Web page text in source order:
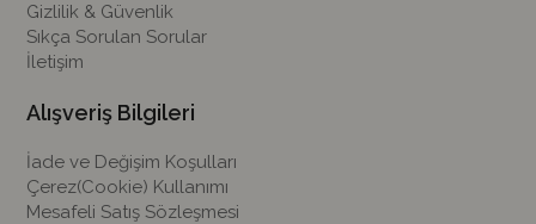
Gizlilik & Güvenlik
Sıkça Sorulan Sorular
İletişim
Alışveriş Bilgileri
İade ve Değişim Koşulları
Çerez(Cookie) Kullanımı
Mesafeli Satış Sözleşmesi